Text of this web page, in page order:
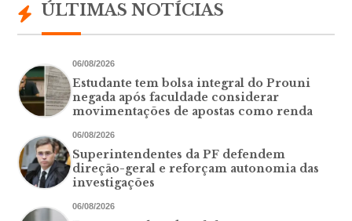
ÚLTIMAS NOTÍCIAS
06/08/2026
Estudante tem bolsa integral do Prouni
negada após faculdade considerar
movimentações de apostas como renda
06/08/2026
Superintendentes da PF defendem
direção-geral e reforçam autonomia das
investigações
06/08/2026